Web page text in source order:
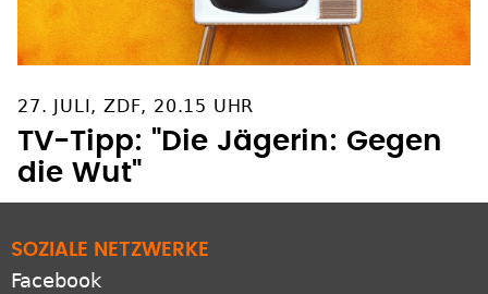
27. JULI, ZDF, 20.15 UHR
TV-Tipp: "Die Jägerin: Gegen
die Wut"
SOZIALE NETZWERKE
Facebook